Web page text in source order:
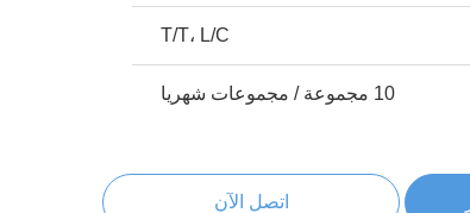
T/T، L/C
10 مجموعة / مجموعات شهريا
اتصل الآن